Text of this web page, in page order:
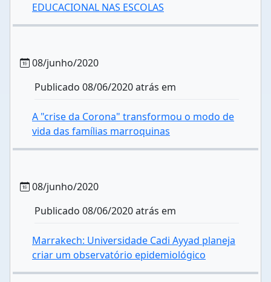
EDUCACIONAL NAS ESCOLAS
08/junho/2020
Publicado 08/06/2020 atrás em
A "crise da Corona" transformou o modo de
vida das famílias marroquinas
08/junho/2020
Publicado 08/06/2020 atrás em
Marrakech: Universidade Cadi Ayyad planeja
criar um observatório epidemiológico